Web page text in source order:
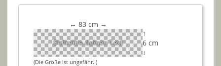
← 83 cm →
Schreibe deinen Text
↑
6 cm
↓
(Die Größe ist ungefähr..)